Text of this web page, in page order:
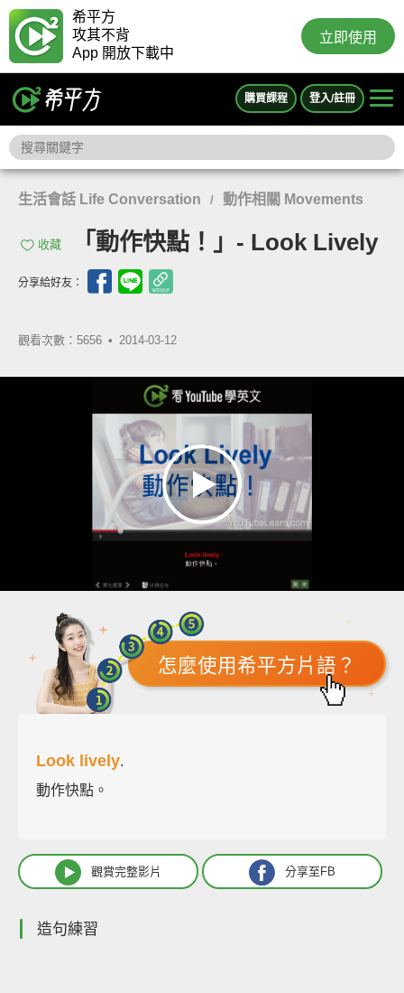
希平方
攻其不背
App 開放下載中
立即使用
購買課程 登入/註冊
生活會話 Life Conversation / 動作相關 Movements
收藏 「動作快點！」- Look Lively
分享給好友：
觀看次數：5656 • 2014-03-12
怎麼使用希平方片語？
Look lively.
動作快點。
觀賞完整影片 分享至FB
造句練習